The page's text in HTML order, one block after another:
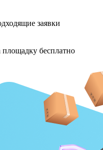
заявки
площадку бесплатно